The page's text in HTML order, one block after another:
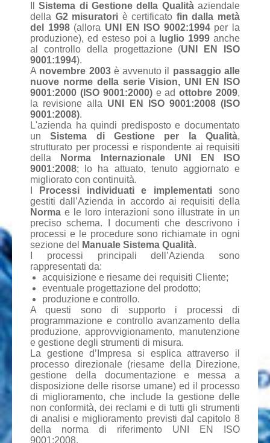
IlSistema di Gestione della Qualitàaziendale
della G2 misuratori è certificato fin dalla metà
del 1998(allora UNI EN ISO 9002:1994per la
produzione), ed esteso poi a
luglio 1999 anche
al controllo della progettazione (UNI EN ISO
9001:1994).
A novembre 2003è avvenuto il passaggio alle
nuove norme della serie Vision, UNI EN ISO
9001:2000 (ISO 9001:2000)e adottobre 2009,
la revisione alla UNI EN ISO 9001:2008 (ISO
9001:2008).
L'azienda ha quindi predisposto e documentato
unSistema di Gestione per la Qualità,
strutturato per processi e rispondente ai requisiti
della
Norma Internazionale UNI EN ISO
9001:2008; lo ha attuato, tenuto aggiornato e
migliorato con continuità.
Processi individuati e implementatisono
gestiti dall’Azienda in accordo ai requisiti della
Norma e le loro interazioni sono illustrate in un
preciso schema. I documenti che descrivono i
processi e le procedure sono richiamate in ogni
sezione del
Manuale Sistema Qualità.
I processi principali dell’Azienda sono
rappresentati da:
acquisizione e riesame dei requisiti Cliente;
eventuale progettazione del prodotto;
produzione e controllo.
A questi sono di supporto i processi di
programmazione e controllo avanzamento della
produzione, approvvigionamento, manutenzione
e gestione degli strumenti di misura.
La gestione d’Impresa si esplica attraverso il
processo direzionale (riesame della Direzione,
gestione della documentazione e messa a
disposizione delle risorse umane) ed il processo
di miglioramento, che include la gestione delle
non conformità, dei reclami e di tutti gli strumenti
di analisi e miglioramento previsti dal capitolo 8
della norma di riferimento UNI EN ISO
9001:2008.